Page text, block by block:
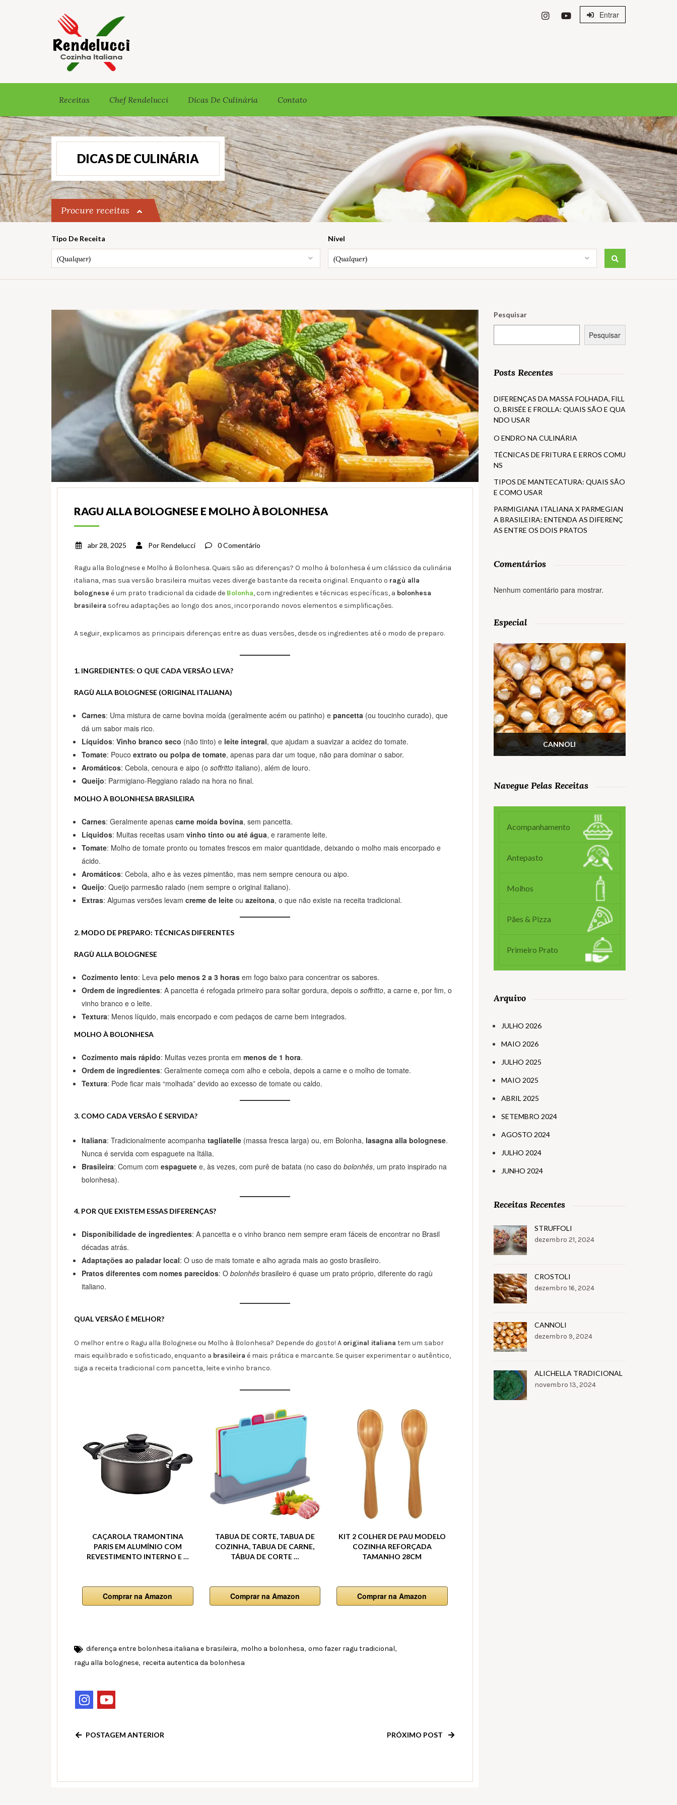
Entrar
Receitas Chef Rendelucci Dicas De Culinária Contato
DICAS DE CULINÁRIA
Procure receitas
Tipo De Receita
(Qualquer)
Nível
(Qualquer)
RAGU ALLA BOLOGNESE E MOLHO À BOLONHESA
abr 28, 2025 Por Rendelucci 0 Comentário
Ragu alla Bolognese e Molho à Bolonhesa. Quais são as diferenças? O molho à bolonhesa é um clássico da culinária
italiana, mas sua versão brasileira muitas vezes diverge bastante da receita original. Enquanto o ragù alla
bolognese é um prato tradicional da cidade de Bolonha, com ingredientes e técnicas específicas, a bolonhesa
brasileira sofreu adaptações ao longo dos anos, incorporando novos elementos e simplificações.
A seguir, explicamos as principais diferenças entre as duas versões, desde os ingredientes até o modo de preparo.
1. INGREDIENTES: O QUE CADA VERSÃO LEVA?
RAGÙ ALLA BOLOGNESE (ORIGINAL ITALIANA)
Carnes: Uma mistura de carne bovina moída (geralmente acém ou patinho) e pancetta (ou toucinho curado), que
dá um sabor mais rico.
Líquidos: Vinho branco seco (não tinto) e leite integral, que ajudam a suavizar a acidez do tomate.
Tomate: Pouco extrato ou polpa de tomate, apenas para dar um toque, não para dominar o sabor.
Aromáticos: Cebola, cenoura e aipo (o soffritto italiano), além de louro.
Queijo: Parmigiano-Reggiano ralado na hora no final.
MOLHO À BOLONHESA BRASILEIRA
Carnes: Geralmente apenas carne moída bovina, sem pancetta.
Líquidos: Muitas receitas usam vinho tinto ou até água, e raramente leite.
Tomate: Molho de tomate pronto ou tomates frescos em maior quantidade, deixando o molho mais encorpado e
ácido.
Aromáticos: Cebola, alho e às vezes pimentão, mas nem sempre cenoura ou aipo.
Queijo: Queijo parmesão ralado (nem sempre o original italiano).
Extras: Algumas versões levam creme de leite ou azeitona, o que não existe na receita tradicional.
2. MODO DE PREPARO: TÉCNICAS DIFERENTES
RAGÙ ALLA BOLOGNESE
Cozimento lento: Leva pelo menos 2 a 3 horas em fogo baixo para concentrar os sabores.
Ordem de ingredientes: A pancetta é refogada primeiro para soltar gordura, depois o soffritto, a carne e, por fim, o
vinho branco e o leite.
Textura: Menos líquido, mais encorpado e com pedaços de carne bem integrados.
MOLHO À BOLONHESA
Cozimento mais rápido: Muitas vezes pronta em menos de 1 hora.
Ordem de ingredientes: Geralmente começa com alho e cebola, depois a carne e o molho de tomate.
Textura: Pode ficar mais “molhada” devido ao excesso de tomate ou caldo.
3. COMO CADA VERSÃO É SERVIDA?
Italiana: Tradicionalmente acompanha tagliatelle (massa fresca larga) ou, em Bolonha, lasagna alla bolognese.
Nunca é servida com espaguete na Itália.
Brasileira: Comum com espaguete e, às vezes, com purê de batata (no caso do bolonhês, um prato inspirado na
bolonhesa).
4. POR QUE EXISTEM ESSAS DIFERENÇAS?
Disponibilidade de ingredientes: A pancetta e o vinho branco nem sempre eram fáceis de encontrar no Brasil
décadas atrás.
Adaptações ao paladar local: O uso de mais tomate e alho agrada mais ao gosto brasileiro.
Pratos diferentes com nomes parecidos: O bolonhês brasileiro é quase um prato próprio, diferente do ragù
italiano.
QUAL VERSÃO É MELHOR?
O melhor entre o Ragu alla Bolognese ou Molho à Bolonhesa? Depende do gosto! A original italiana tem um sabor
mais equilibrado e sofisticado, enquanto a brasileira é mais prática e marcante. Se quiser experimentar o autêntico,
siga a receita tradicional com pancetta, leite e vinho branco.
CAÇAROLA TRAMONTINA
PARIS EM ALUMÍNIO COM
REVESTIMENTO INTERNO E …
Comprar na Amazon
TABUA DE CORTE, TABUA DE
COZINHA, TABUA DE CARNE,
TÁBUA DE CORTE …
Comprar na Amazon
KIT 2 COLHER DE PAU MODELO
COZINHA REFORÇADA
TAMANHO 28CM
Comprar na Amazon
diferença entre bolonhesa italiana e brasileira, molho a bolonhesa, omo fazer ragu tradicional,
ragu alla bolognese, receita autentica da bolonhesa
POSTAGEM ANTERIOR PRÓXIMO POST
Pesquisar
Pesquisar
Posts Recentes
DIFERENÇAS DA MASSA FOLHADA, FILL
O, BRISÉE E FROLLA: QUAIS SÃO E QUA
NDO USAR
O ENDRO NA CULINÁRIA
TÉCNICAS DE FRITURA E ERROS COMU
NS
TIPOS DE MANTECATURA: QUAIS SÃO
E COMO USAR
PARMIGIANA ITALIANA X PARMEGIAN
A BRASILEIRA: ENTENDA AS DIFERENÇ
AS ENTRE OS DOIS PRATOS
Comentários
Nenhum comentário para mostrar.
Especial
CANNOLI
Navegue Pelas Receitas
Acompanhamento
Antepasto
Molhos
Pães & Pizza
Primeiro Prato
Arquivo
JULHO 2026
MAIO 2026
JULHO 2025
MAIO 2025
ABRIL 2025
SETEMBRO 2024
AGOSTO 2024
JULHO 2024
JUNHO 2024
Receitas Recentes
STRUFFOLI
dezembro 21, 2024
CROSTOLI
dezembro 16, 2024
CANNOLI
dezembro 9, 2024
ALICHELLA TRADICIONAL
novembro 13, 2024